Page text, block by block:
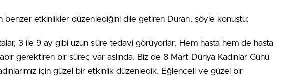
benzer etkinlikler düzenlediğini dile getiren Duran, şöyle konuştu:
3 ile 9 ay gibi uzun süre tedavi görüyorlar. Hem hasta hem de hasta
gerektiren bir süreç var aslında. Biz de 8 Mart Dünya Kadınlar Günü
için güzel bir etkinlik düzenledik. Eğlenceli ve güzel bir